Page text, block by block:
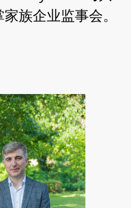
族企业监事会。